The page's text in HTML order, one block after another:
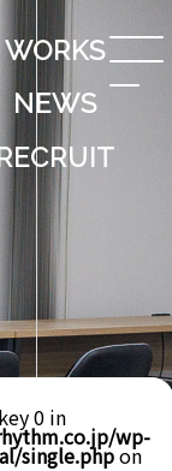
WORKS
NEWS
0 in
wp-
single.phpon